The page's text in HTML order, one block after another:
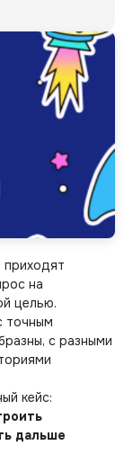
приходят
на
целью.
точным
с разными
кейс:
дальше